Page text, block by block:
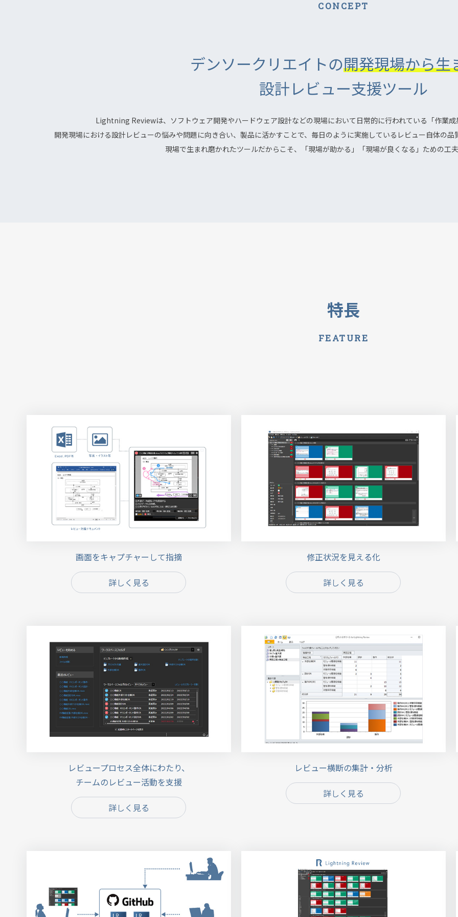
CONCEPT
デンソークリエイトの開発現場から生
設計レビュー支援ツール
Lightning Reviewは、ソフトウェア開発やハードウェア設計などの現場において日常的に行われている「作業
開発現場における設計レビューの悩みや問題に向き合い、製品に活かすことで、毎日のように実施しているレビュー自体の
現場で生まれ磨かれたツールだからこそ、「現場が助かる」「現場が良くなる」ための工
特長
FEATURE
画面をキャプチャーして指摘
詳しく見る
修正状況を見える化
詳しく見る
レビュープロセス全体にわたり、
チームのレビュー活動を支援
詳しく見る
レビュー横断の集計・分析
詳しく見る